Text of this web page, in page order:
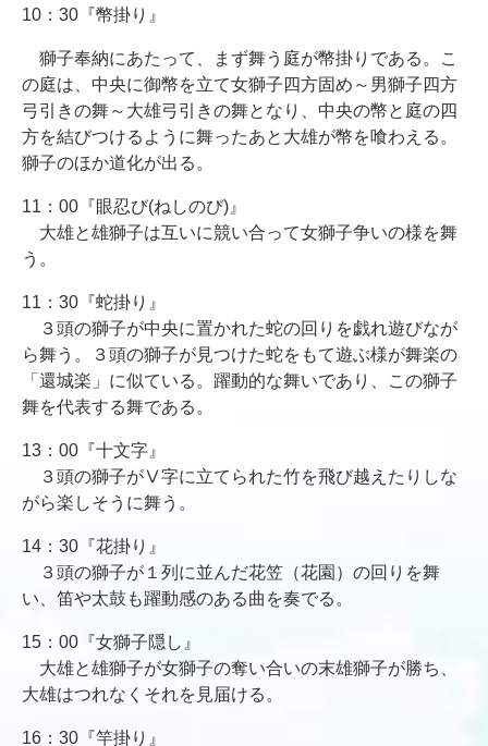
10：30『幣掛り』
獅子奉納にあたって、まず舞う庭が幣掛りである。こ
の庭は、中央に御幣を立て女獅子四方固め～男獅子四方
弓引きの舞～大雄弓引きの舞となり、中央の幣と庭の四
方を結びつけるように舞ったあと大雄が幣を喰わえる。
獅子のほか道化が出る。
11：00『眼忍び(ねしのび)』
大雄と雄獅子は互いに競い合って女獅子争いの様を舞
う。
11：30『蛇掛り』
３頭の獅子が中央に置かれた蛇の回りを戯れ遊びなが
ら舞う。３頭の獅子が見つけた蛇をもて遊ぶ様が舞楽の
「還城楽」に似ている。躍動的な舞いであり、この獅子
舞を代表する舞である。
13：00『十文字』
３頭の獅子がⅤ字に立てられた竹を飛び越えたりしな
がら楽しそうに舞う。
14：30『花掛り』
３頭の獅子が１列に並んだ花笠（花園）の回りを舞
い、笛や太鼓も躍動感のある曲を奏でる。
15：00『女獅子隠し』
大雄と雄獅子が女獅子の奪い合いの末雄獅子が勝ち、
大雄はつれなくそれを見届ける。
16：30『竿掛り』